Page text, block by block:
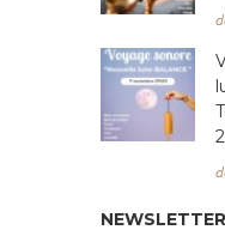
NEWSLETTER